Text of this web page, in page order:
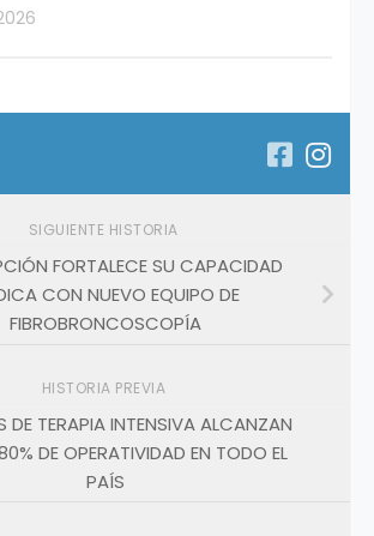
SIGUIENTE HISTORIA
FORTALECE SU CAPACIDAD
CON NUEVO EQUIPO DE
FIBROBRONCOSCOPÍA
HISTORIA PREVIA
DE TERAPIA INTENSIVA ALCANZAN
DE OPERATIVIDAD EN TODO EL
PAÍS